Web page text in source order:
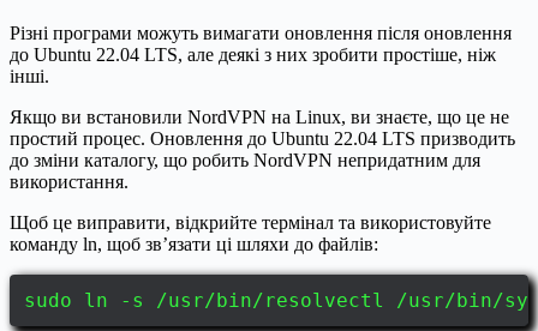
Різні програми можуть вимагати оновлення після оновлення
до Ubuntu 22.04 LTS, але деякі з них зробити простіше, ніж
інші.
Якщо ви встановили NordVPN на Linux, ви знаєте, що це не
простий процес. Оновлення до Ubuntu 22.04 LTS призводить
до зміни каталогу, що робить NordVPN непридатним для
використання.
Щоб це виправити, відкрийте термінал та використовуйте
команду ln, щоб зв’язати ці шляхи до файлів:
sudo ln -s /usr/bin/resolvectl /usr/bin/